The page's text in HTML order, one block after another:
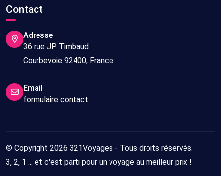
Contact
Adresse
36 rue JP Timbaud
Courbevoie 92400, France
Email
formulaire contact
© Copyright 2026 321Voyages - Tous droits réservés.
3, 2, 1 ... et c'est parti pour un voyage au meilleur prix !